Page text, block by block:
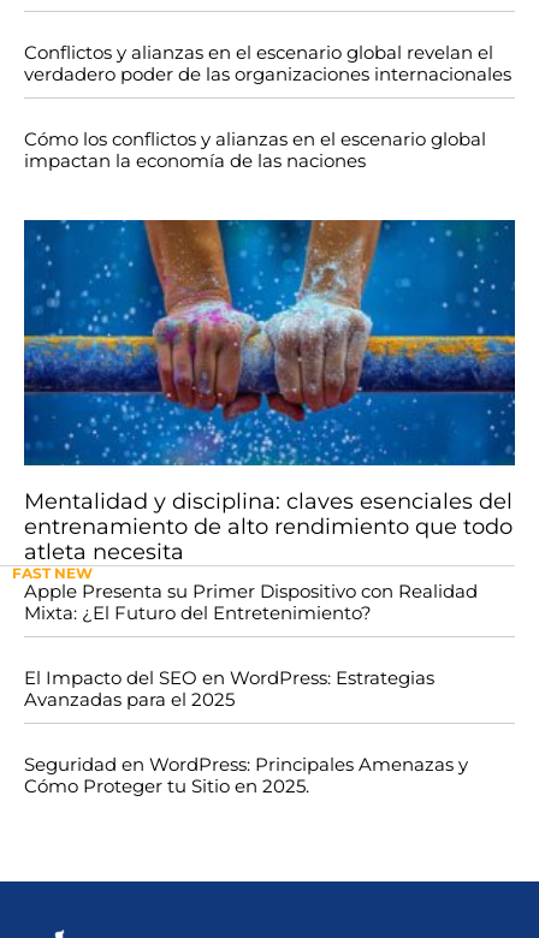
Conflictos y alianzas en el escenario global revelan el
verdadero poder de las organizaciones internacionales
Cómo los conflictos y alianzas en el escenario global
impactan la economía de las naciones
Mentalidad y disciplina: claves esenciales del
entrenamiento de alto rendimiento que todo
atleta necesita
FAST NEW
Apple Presenta su Primer Dispositivo con Realidad
Mixta: ¿El Futuro del Entretenimiento?
El Impacto del SEO en WordPress: Estrategias
Avanzadas para el 2025
Seguridad en WordPress: Principales Amenazas y
Cómo Proteger tu Sitio en 2025.